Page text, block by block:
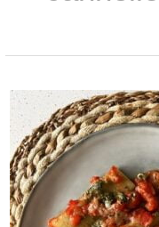
Cannelloni
met
een
twist!